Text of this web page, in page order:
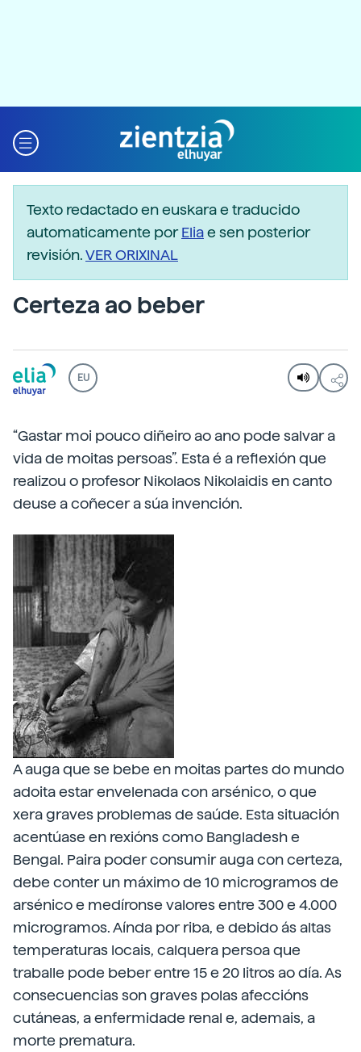
Texto redactado en euskara e traducido
automaticamente porEliae sen posterior
revisión.VER ORIXINAL
Certeza ao beber
EU
“Gastar moi pouco diñeiro ao ano pode salvar a
vida de moitas persoas”. Esta é a reflexión que
realizou o profesor Nikolaos Nikolaidis en canto
deuse a coñecer a súa invención.
A auga que se bebe en moitas partes do mundo
adoita estar envelenada con arsénico, o que
xera graves problemas de saúde. Esta situación
acentúase en rexións como Bangladesh e
Bengal. Paira poder consumir auga con certeza,
debe conter un máximo de 10 microgramos de
arsénico e medíronse valores entre 300 e 4.000
microgramos. Aínda por riba, e debido ás altas
temperaturas locais, calquera persoa que
traballe pode beber entre 15 e 20 litros ao día. As
consecuencias son graves polas afeccións
cutáneas, a enfermidade renal e, ademais, a
morte prematura.